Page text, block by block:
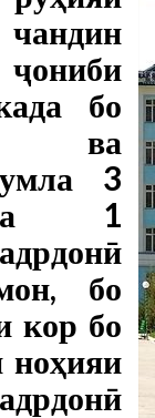
бо
ва
3
ва 1
бо
кор бо
ноҳияи